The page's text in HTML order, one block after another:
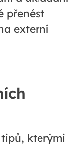
přenést
externí
kterými